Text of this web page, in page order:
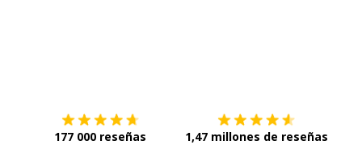
177 000 reseñas 1,47 millones de reseñas